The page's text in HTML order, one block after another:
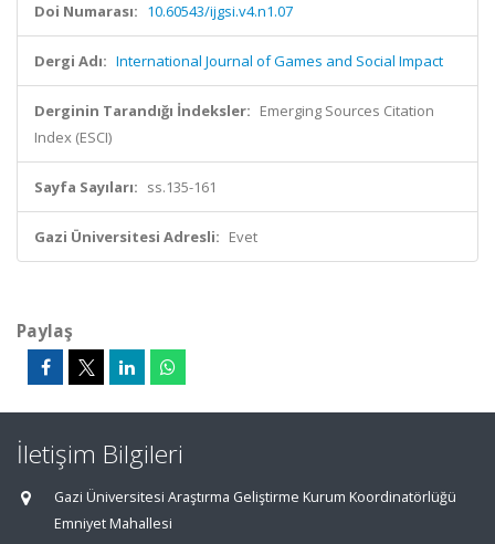
Doi Numarası: 10.60543/ijgsi.v4.n1.07
Dergi Adı: International Journal of Games and Social Impact
Derginin Tarandığı İndeksler: Emerging Sources Citation
Index (ESCI)
Sayfa Sayıları: ss.135-161
Gazi Üniversitesi Adresli: Evet
Paylaş
İletişim Bilgileri
Gazi Üniversitesi Araştırma Geliştirme Kurum Koordinatörlüğü
Emniyet Mahallesi